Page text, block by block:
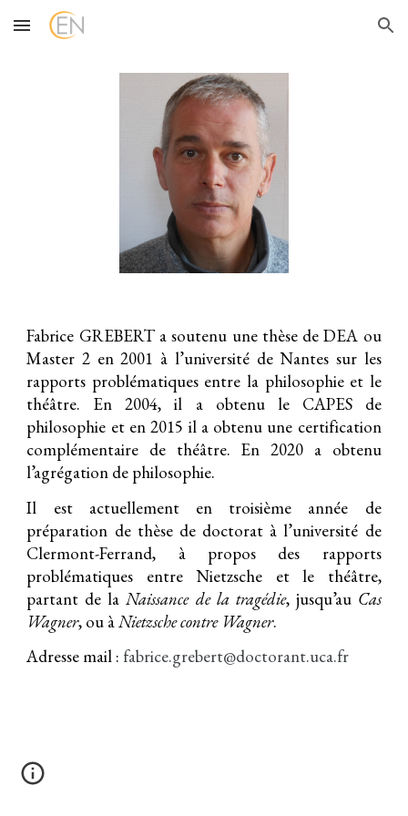
Skip to main content Skip to navigation
Fabrice GREBERT a soutenu une thèse de DEA ou
Master 2 en 2001 à l’université de Nantes sur les
rapports problématiques entre la philosophie et le
théâtre. En 2004, il a obtenu le CAPES de
philosophie et en 2015 il a obtenu une certification
complémentaire de théâtre. En 2020 a obtenu
l’agrégation de philosophie.
Il est actuellement en troisième année de
préparation de thèse de doctorat à l’université de
Clermont-Ferrand, à propos des rapports
problématiques entre Nietzsche et le théâtre,
partant de laNaissance de la tragédie, jusqu’au Cas
Wagner, ou àNietzsche contre Wagner.
Adresse mail : fabrice.grebert@doctorant.uca.fr